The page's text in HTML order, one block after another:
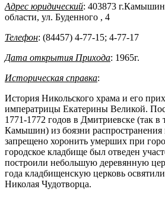
Адрес юридический: 403873 г.Камышин
области, ул. Буденного , 4
Телефон: (84457) 4-77-15; 4-77-17
Дата открытия Прихода: 1965г.
Историческая справка:
История Никольского храма и его
императрицы Екатерины Великой.
1771-1772 годов в Дмитриевске (так в
Камышин) из боязни
запрещено хоронить умерших при
городское кладбище был отведен
построили небольшую деревянную
года кладбищенскую церковь
Николая Чудотворца.